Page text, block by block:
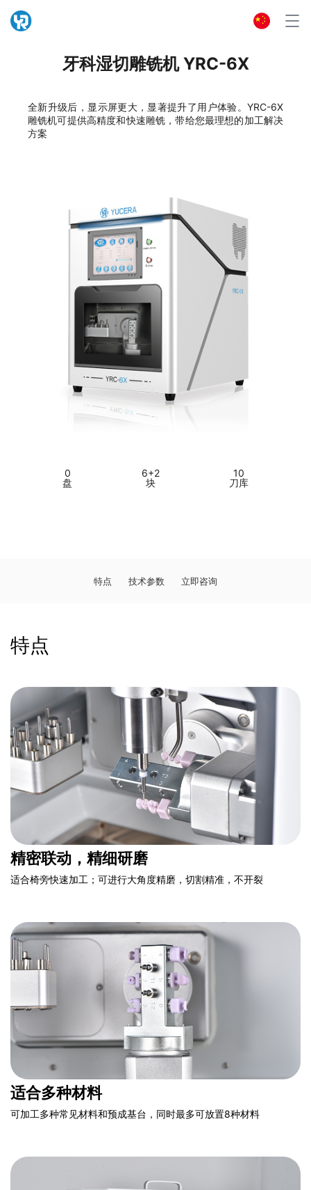
牙科湿切雕铣机 YRC-6X
全新升级后，显示屏更大，显著提升了用户体验。YRC-6X
雕铣机可提供高精度和快速雕铣，带给您最理想的加工解决
方案
0
盘
6+2
块
10
刀库
特点 技术参数 立即咨询
特点
精密联动，精细研磨
适合椅旁快速加工；可进行大角度精磨，切割精准，不开裂
适合多种材料
可加工多种常见材料和预成基台，同时最多可放置8种材料